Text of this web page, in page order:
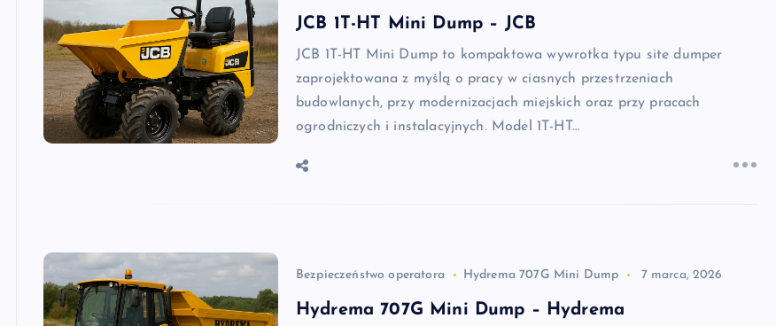
JCB 1T-HT Mini Dump – JCB
JCB 1T-HT Mini Dump to kompaktowa wywrotka typu site dumper
zaprojektowana z myślą o pracy w ciasnych przestrzeniach
budowlanych, przy modernizacjach miejskich oraz przy pracach
ogrodniczych i instalacyjnych. Model 1T-HT…
Bezpieczeństwo operatora Hydrema 707G Mini Dump 7 marca, 2026
Hydrema 707G Mini Dump – Hydrema